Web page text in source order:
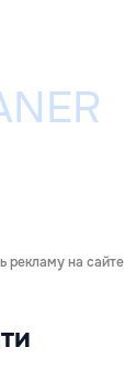
рекламу на сайте